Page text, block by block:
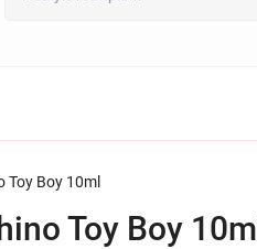
Boy 10ml
Toy Boy 10ml